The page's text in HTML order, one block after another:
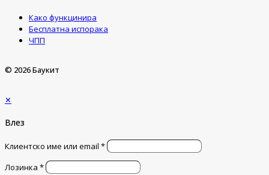
Како функцинира
Бесплатна испорака
ЧПП
© 2026 Баукит
✕
Влез
Клиентско име или email *
Лозинка *